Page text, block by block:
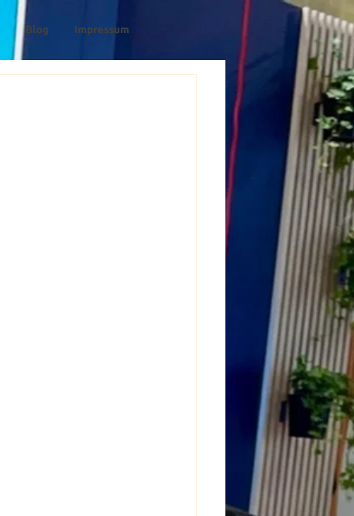
Blog Impressum